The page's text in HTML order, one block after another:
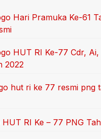
Hari Pramuka Ke-61
HUT RI Ke-77 Cdr, Ai,
2022
hut ri ke 77 resmi png
RI Ke – 77 PNG